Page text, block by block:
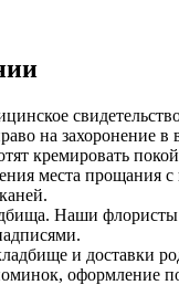
на
кремировать
места прощания
Наши
и доставки
оформление